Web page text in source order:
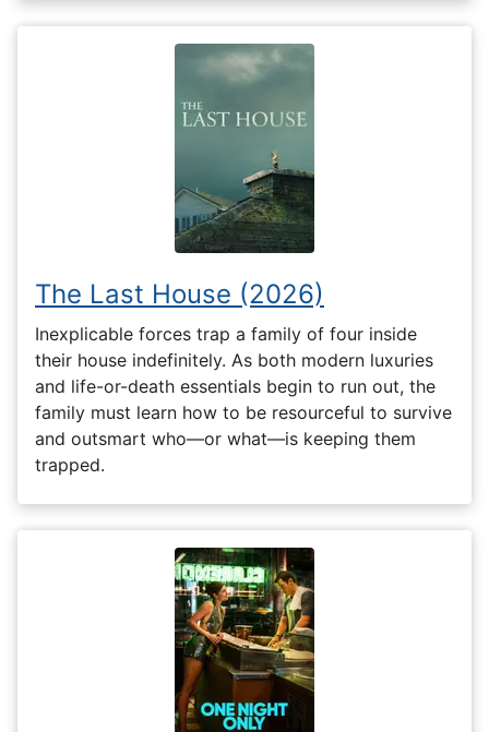
The Last House (2026)
Inexplicable forces trap a family of four inside
their house indefinitely. As both modern luxuries
and life-or-death essentials begin to run out, the
family must learn how to be resourceful to survive
and outsmart who—or what—is keeping them
trapped.